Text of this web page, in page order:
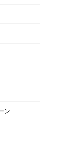
ン